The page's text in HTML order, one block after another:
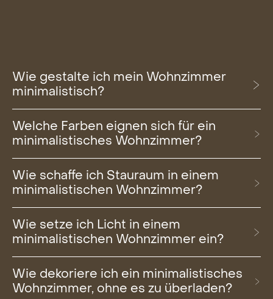
Wie gestalte ich mein Wohnzimmer
minimalistisch?
Welche Farben eignen sich für ein
minimalistisches Wohnzimmer?
Wie schaffe ich Stauraum in einem
minimalistischen Wohnzimmer?
Wie setze ich Licht in einem
minimalistischen Wohnzimmer ein?
Wie dekoriere ich ein minimalistisches
Wohnzimmer, ohne es zu überladen?